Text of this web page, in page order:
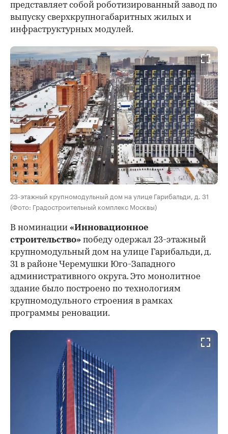
представляет собой роботизированный завод по
выпуску сверхкрупногабаритных жилых и
инфраструктурных модулей.
23-этажный крупномодульный дом на улице Гарибальди, д. 31
(Фото: Градостроительный комплекс Москвы)
В номинации «Инновационное
строительство» победу одержал 23-этажный
крупномодульный дом на улице Гарибальди, д.
31 в районе Черемушки Юго-Западного
административного округа. Это монолитное
здание было построено по технологиям
крупномодульного строения в рамках
программы реновации.